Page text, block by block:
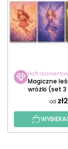
Haft
Magiczne
wróżki (set 3
od